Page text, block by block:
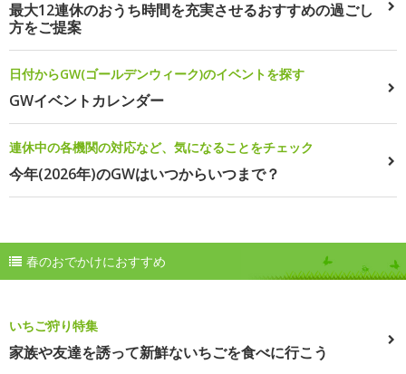
最大12連休のおうち時間を充実させるおすすめの過ごし
方をご提案
日付からGW(ゴールデンウィーク)のイベントを探す
GWイベントカレンダー
連休中の各機関の対応など、気になることをチェック
今年(2026年)のGWはいつからいつまで？
春のおでかけにおすすめ
いちご狩り特集
家族や友達を誘って新鮮ないちごを食べに行こう